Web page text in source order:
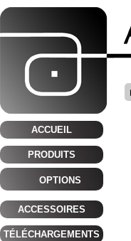
ACCUEIL
PRODUITS
OPTIONS
ACCESSOIRES
TÉLÉCHARGEMENTS